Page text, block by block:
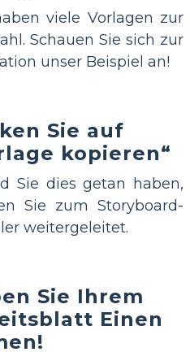
viele Vorlagen zur
Schauen Sie sich zur
unser Beispiel an!
Sie auf
kopieren“
Sie dies getan haben,
Sie zum Storyboard-
weitergeleitet.
Sie Ihrem
Einen